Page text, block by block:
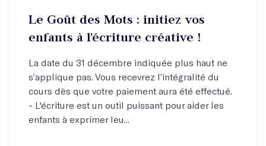
Le Goût des Mots : initiez vos
enfants à l'écriture créative !
La date du 31 décembre indiquée plus haut ne
s’applique pas. Vous recevrez l’intégralité du
cours dès que votre paiement aura été effectué.
- L'écriture est un outil puissant pour aider les
enfants à exprimer leu...